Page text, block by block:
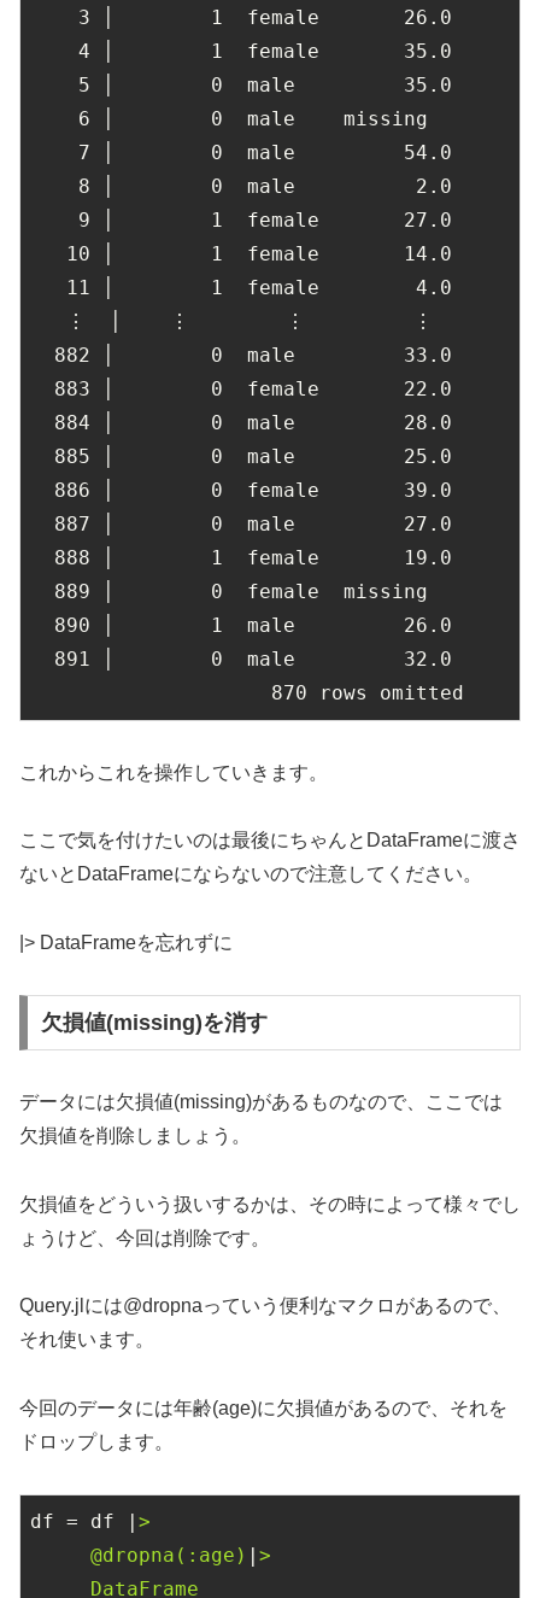
3
1
  female
26.0
4
1
  female
35.0
5
0
  male
35.0
6
0
  male    missing
7
0
  male
54.0
8
0
  male
2.0
9
1
  female
27.0
10
1
  female
14.0
11
1
  female
4.0
882
0
  male
33.0
883
0
  female
22.0
884
0
  male
28.0
885
0
  male
25.0
886
0
  female
39.0
887
0
  male
27.0
888
1
  female
19.0
889
0
  female  missing
890
1
  male
26.0
891
0
  male
32.0
870 rows omitted
これからこれを操作していきます。
ここで気を付けたいのは最後にちゃんとDataFrameに渡さ
ないとDataFrameにならないので注意してください。
|> DataFrameを忘れずに
欠損値(missing)を消す
データには欠損値(missing)があるものなので、ここでは
欠損値を削除しましょう。
欠損値をどういう扱いするかは、その時によって様々でし
ょうけど、今回は削除です。
Query.jlには@dropnaっていう便利なマクロがあるので、
それ使います。
今回のデータには年齢(age)に欠損値があるので、それを
ドロップします。
df = df | >
     @dropna(:age)
| >
     DataFrame